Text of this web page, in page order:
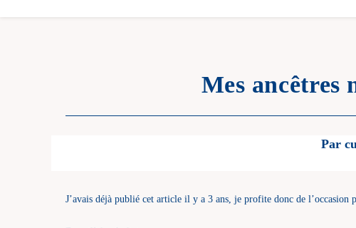
Mes ancêtres
Par
J’avais déjà publié cet article il y a 3 ans, je profite donc de l’occasion